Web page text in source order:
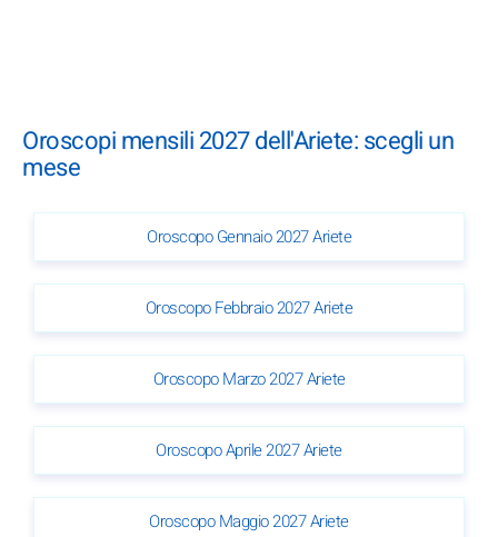
Oroscopi mensili 2027 dell'Ariete: scegli un
mese
Oroscopo Gennaio 2027 Ariete
Oroscopo Febbraio 2027 Ariete
Oroscopo Marzo 2027 Ariete
Oroscopo Aprile 2027 Ariete
Oroscopo Maggio 2027 Ariete